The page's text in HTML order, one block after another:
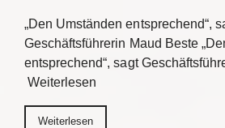
„Den Umständen entsprechend“,
Geschäftsführerin Maud Beste
entsprechend“, sagt
Weiterlesen
Weiterlesen